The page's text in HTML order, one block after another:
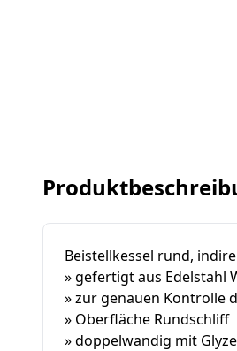
Beistellkessel rund,
» gefertigt aus Edelstahl
» zur genauen Kontrolle
» Oberfläche Rundschliff
» doppelwandig mit